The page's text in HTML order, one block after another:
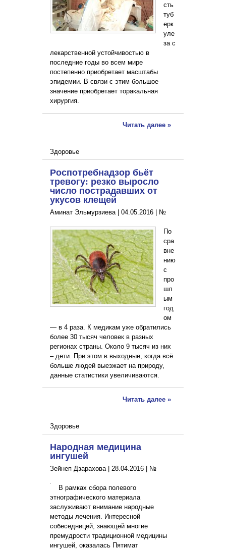
сть
туб
ерк
уле
за с
лекарственной устойчивостью в
последние годы во всем мире
постепенно приобретает масштабы
эпидемии. В связи с этим большое
значение приобретает торакальная
хирургия.
Читать далее »
Здоровье
Роспотребнадзор бьёт
тревогу: резко выросло
число пострадавших от
укусов клещей
Аминат Эльмурзиева | 04.05.2016 №
По
сра
вне
нию
с
про
шл
ым
год
ом
— в 4 раза. К медикам уже обратились
более 30 тысяч человек в разных
регионах страны. Около 9 тысяч из них
– дети. При этом в выходные, когда всё
больше людей выезжает на природу,
данные статистики увеличиваются.
Читать далее »
Здоровье
Народная медицина
ингушей
Зейнеп Дзарахова | 28.04.2016 №
В рамках сбора полевого
этнографического материала
заслуживают внимание народные
методы лечения. Интересной
собеседницей, знающей многие
премудрости традиционной медицины
ингушей, оказалась Пятимат